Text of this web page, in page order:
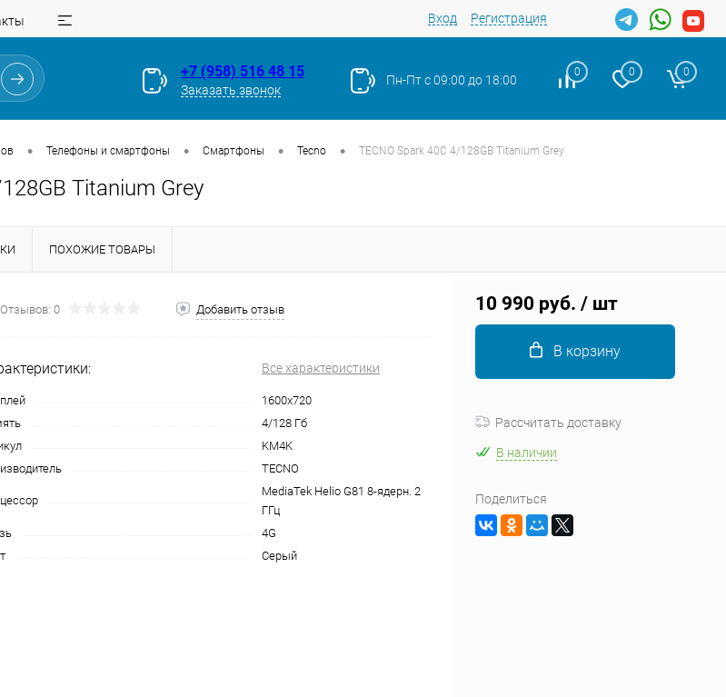
Вход Регистрация
+7 (958) 516 48 15
Заказать звонок
Пн-Пт с 09:00 до 18:00
0 0 0
• Телефоны и смартфоны • Смартфоны • Tecno • TECNO Spark 40C 4/128GB Titanium Grey
Titanium Grey
ПОХОЖИЕ ТОВАРЫ
Отзывов: 0 Добавить отзыв
Все характеристики
1600x720
4/128 Гб
KM4K
TECNO
MediaTek Helio G81 8-ядерн. 2
ГГц
4G
Серый
10 990 руб. / шт
В корзину
Рассчитать доставку
В наличии
Поделиться
банков
оплату
без переплат